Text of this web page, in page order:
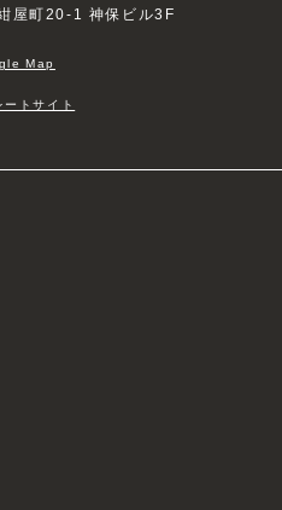
屋町20-1 神保ビル3F
Map
ートサイト